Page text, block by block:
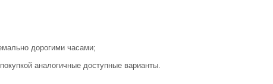
дорогими часами;
аналогичные доступные варианты.